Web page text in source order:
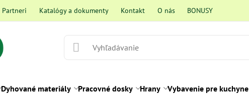
Partneri Katalógy a dokumenty Kontakt O nás BONUSY
Dyhované materiály Pracovné dosky Hrany Vybavenie pre kuchyne